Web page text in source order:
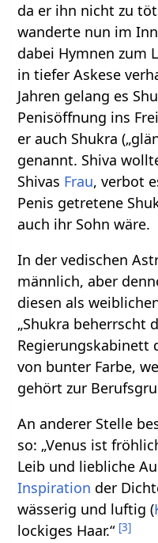
da er ihn nicht zu
wanderte nun im
dabei Hymnen zum
in tiefer Askese
Jahren gelang es
Penisöffnung ins
er auch Shukra
genannt. Shiva
Shivas Frau, verbot
Penis getretene
auch ihr Sohn wäre.
In der vedischen
männlich, aber
diesen als
„Shukra beherrscht
Regierungskabinett
von bunter Farbe,
gehört zur
An anderer Stelle
so: „Venus ist
Leib und liebliche
Inspiration der
wässerig und luftig (
lockiges Haar.“ [3]